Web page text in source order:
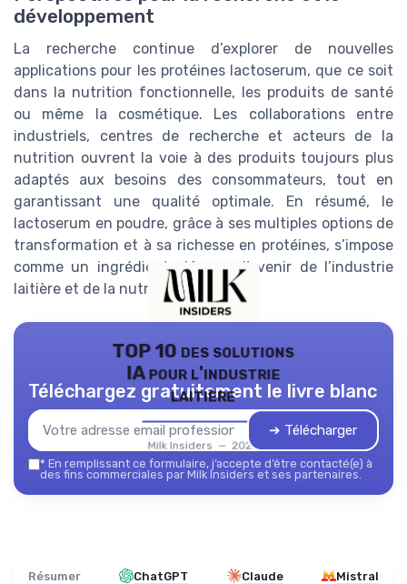
développement
La recherche continue d’explorer de nouvelles
applications pour les protéines lactoserum, que ce soit
dans la nutrition fonctionnelle, les produits de santé
ou même la cosmétique. Les collaborations entre
industriels, centres de recherche et acteurs de la
nutrition ouvrent la voie à des produits toujours plus
adaptés aux besoins des consommateurs, tout en
garantissant une qualité optimale. En résumé, le
lactoserum en poudre, grâce à ses multiples options de
transformation et à sa richesse en protéines, s’impose
comme un ingrédient clé pour l’avenir de l’industrie
laitière et de la nutrition moderne.
TOP 10 des solutions
IA pour l'industrie
laitière
Milk Insiders — 2026
Téléchargez gratuitement le livre blanc
➔ Télécharger
* En remplissant ce formulaire, j’accepte d’être contacté(e) à
des fins commerciales par Milk Insiders et ses partenaires.
Résumer ChatGPT Claude Mistral